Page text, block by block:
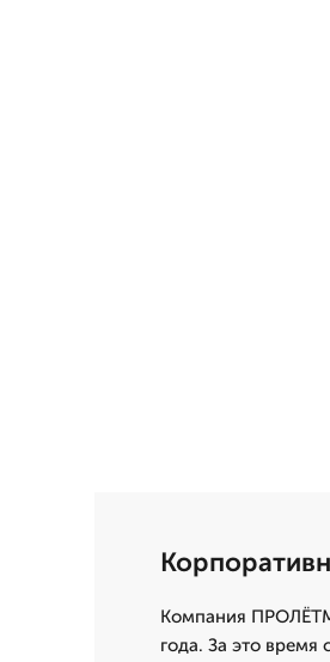
Компания
года. За это время